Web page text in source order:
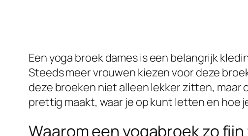
Een yoga broek dames is een belangrijk
Steeds meer vrouwen kiezen voor deze
deze broeken niet alleen lekker zitten, maar
prettig maakt, waar je op kunt letten en hoe
Waarom een yogabroek zo